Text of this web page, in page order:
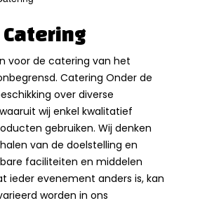
voor de catering van het
Catering Onder de
over diverse
wij enkel kwalitatief
gebruiken. Wij denken
van de doelstelling en
faciliteiten en middelen
ieder evenement anders is, kan
worden in ons